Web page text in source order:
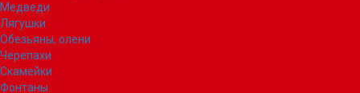
Медведи
Лягушки
Обезьяны, олени
Черепахи
Скамейки
Фонтаны